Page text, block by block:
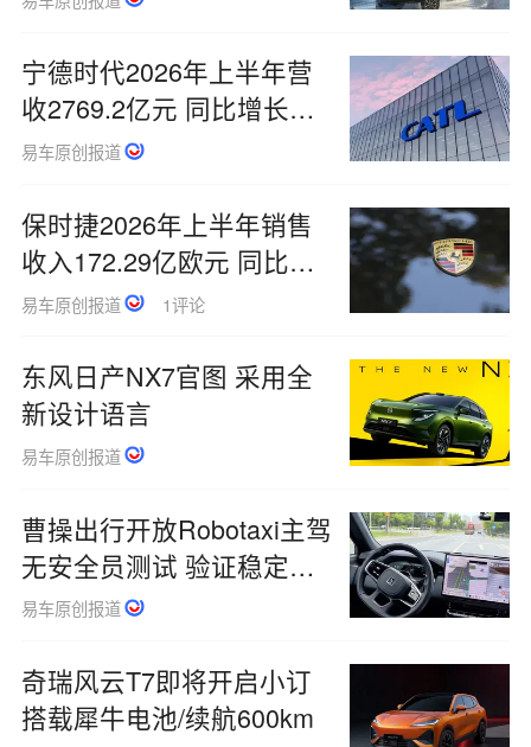
宁德时代2026年上半年营
收2769.2亿元 同比增长
54.80%
易车原创报道
保时捷2026年上半年销售
收入172.29亿欧元 同比
5.11%
易车原创报道 1评论
东风日产NX7官图 采用全
新设计语言
易车原创报道
曹操出行开放Robotaxi主驾
无安全员测试 验证稳定性
与可靠性
易车原创报道
奇瑞风云T7即将开启小订
搭载犀牛电池/续航600km